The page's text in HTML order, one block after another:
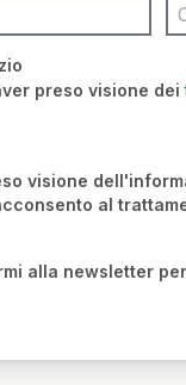
preso visione dei
visione
al
alla newsletter